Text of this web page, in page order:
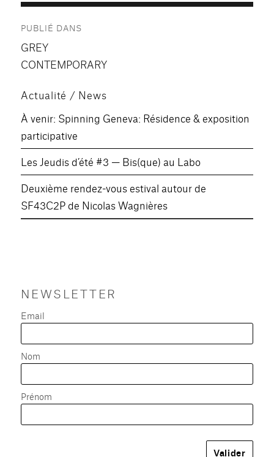
de
l’article
PUBLIÉ DANS
GREY
CONTEMPORARY
Actualité / News
À venir: Spinning Geneva: Résidence & exposition
participative
Les Jeudis d’été #3 — Bis(que) au Labo
Deuxième rendez-vous estival autour de
SF43C2P de Nicolas Wagnières
NEWSLETTER
Email
Nom
Prénom